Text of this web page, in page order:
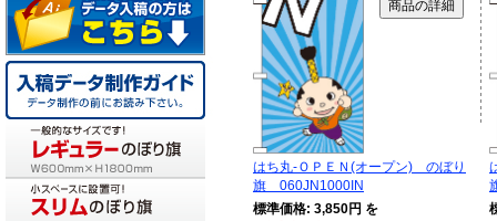
はち丸-ＯＰＥＮ(オープン) のぼり
旗 060JN1000IN
標準価格: 3,850円 を